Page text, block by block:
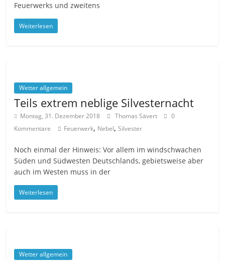
Feuerwerks und zweitens
Weiterlesen
Wetter allgemein
Teils extrem neblige Silvesternacht
Montag, 31. Dezember 2018 Thomas Sävert
0
Kommentare
Feuerwerk, Nebel,Silvester
Noch einmal der Hinweis: Vor allem im windschwachen
Süden und Südwesten Deutschlands, gebietsweise aber
auch im Westen muss in der
Weiterlesen
Wetter allgemein